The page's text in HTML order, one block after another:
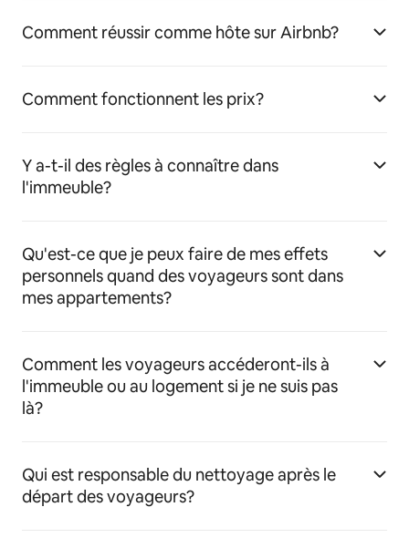
Comment réussir comme hôte sur Airbnb?
Comment fonctionnent les prix?
Y a-t-il des règles à connaître dans
l'immeuble?
Qu'est-ce que je peux faire de mes effets
personnels quand des voyageurs sont dans
mes appartements?
Comment les voyageurs accéderont-ils à
l'immeuble ou au logement si je ne suis pas
là?
Qui est responsable du nettoyage après le
départ des voyageurs?